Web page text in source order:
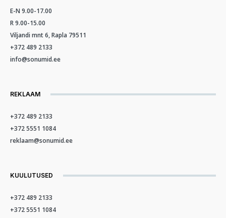
E-N 9.00-17.00
R 9.00-15.00
Viljandi mnt 6, Rapla 79511
+372 489 2133
info@sonumid.ee
REKLAAM
+372 489 2133
+372 5551 1084
reklaam@sonumid.ee
KUULUTUSED
+372 489 2133
+372 5551 1084